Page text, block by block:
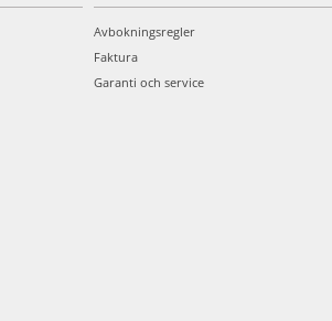
Avbokningsregler
Faktura
Garanti och service